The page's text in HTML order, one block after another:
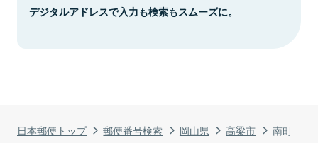
日本郵便トップ 郵便番号検索 岡山県 高梁市 南町
デジタルアドレスで入力も検索もスムーズに。